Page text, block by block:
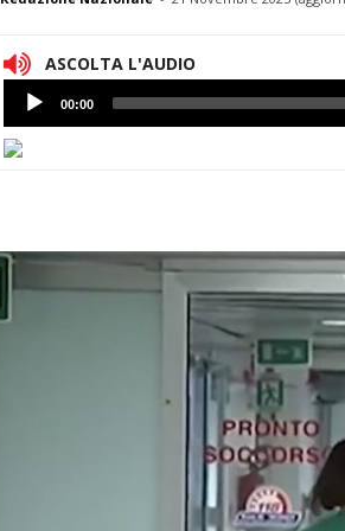
ASCOLTA L'AUDIO
Lettore
Audio
00:00